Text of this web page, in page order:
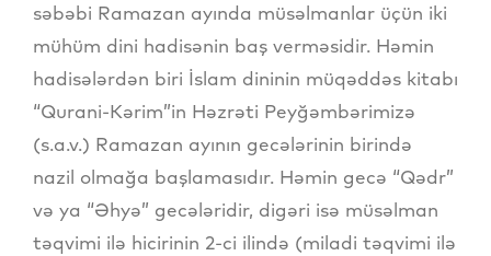
səbəbi Ramazan ayında müsəlmanlar üçün iki
mühüm dini hadisənin baş verməsidir. Həmin
hadisələrdən biri İslam dininin müqəddəs kitabı
“Qurani-Kərim”in Həzrəti Peyğəmbərimizə
(s.a.v.) Ramazan ayının gecələrinin birində
nazil olmağa başlamasıdır. Həmin gecə “Qədr”
və ya “Əhyə” gecələridir, digəri isə müsəlman
təqvimi ilə hicirinin 2-ci ilində (miladi təqvimi ilə